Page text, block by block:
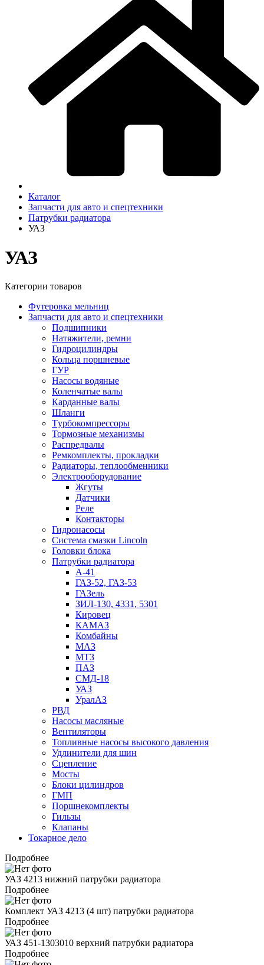
Каталог
Запчасти для авто и спецтехники
Патрубки радиатоpа
УАЗ
УАЗ
Категории товаров
Футеровка мельниц
Запчасти для авто и спецтехники
Подшипники
Натяжители, ремни
Гидроцилиндры
Кольца поршневые
ГУР
Насосы водяные
Коленчатые валы
Карданные валы
Шланги
Tурбокомпрессоры
Тормозные механизмы
Распредвалы
Ремкомплекты, прокладки
Радиаторы, теплообменники
Электрооборудование
Жгуты
Датчики
Реле
Контакторы
Гидронасосы
Система смазки Lincoln
Головки блока
Патрубки радиатоpа
А-41
ГАЗ-52, ГАЗ-53
ГАЗель
ЗИЛ-130, 4331, 5301
Кировец
КАМАЗ
Комбайны
МАЗ
МTЗ
ПАЗ
СМД-18
УАЗ
УралАЗ
РВД
Насосы масляные
Вентиляторы
Топливные насосы высокого давления
Удлинители для шин
Сцепление
Мосты
Блоки цилиндров
ГМП
Поршнекомплекты
Гильзы
Клапаны
Токарное дело
Подробнее
УАЗ 4213 нижний патрубки радиатора
Подробнее
Комплект УАЗ 4213 (4 шт) патрубки радиатора
Подробнее
УАЗ 451-1303010 верхний патрубки радиатора
Подробнее